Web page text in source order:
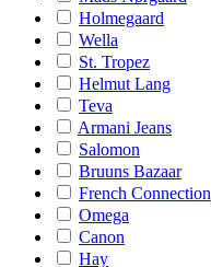
Holmegaard
Wella
St. Tropez
Helmut Lang
Teva
Armani Jeans
Salomon
Bruuns Bazaar
French Connection
Omega
Canon
Hay